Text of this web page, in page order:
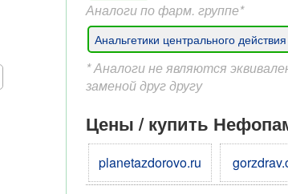
Аналоги по фарм. группе*
Анальгетики центрального действия
* Аналоги не являются
заменой друг другу
Цены / купить
planetazdorovo.ru